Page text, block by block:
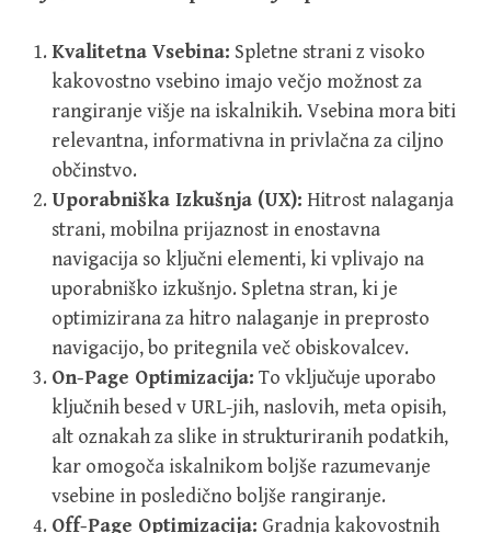
Kvalitetna Vsebina: Spletne strani z visoko
kakovostno vsebino imajo večjo možnost za
rangiranje višje na iskalnikih. Vsebina mora biti
relevantna, informativna in privlačna za ciljno
občinstvo.
Uporabniška Izkušnja (UX): Hitrost nalaganja
strani, mobilna prijaznost in enostavna
navigacija so ključni elementi, ki vplivajo na
uporabniško izkušnjo. Spletna stran, ki je
optimizirana za hitro nalaganje in preprosto
navigacijo, bo pritegnila več obiskovalcev.
On-Page Optimizacija: To vključuje uporabo
ključnih besed v URL-jih, naslovih, meta opisih,
alt oznakah za slike in strukturiranih podatkih,
kar omogoča iskalnikom boljše razumevanje
vsebine in posledično boljše rangiranje.
Off-Page Optimizacija: Gradnja kakovostnih